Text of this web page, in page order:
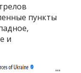
пункты
и